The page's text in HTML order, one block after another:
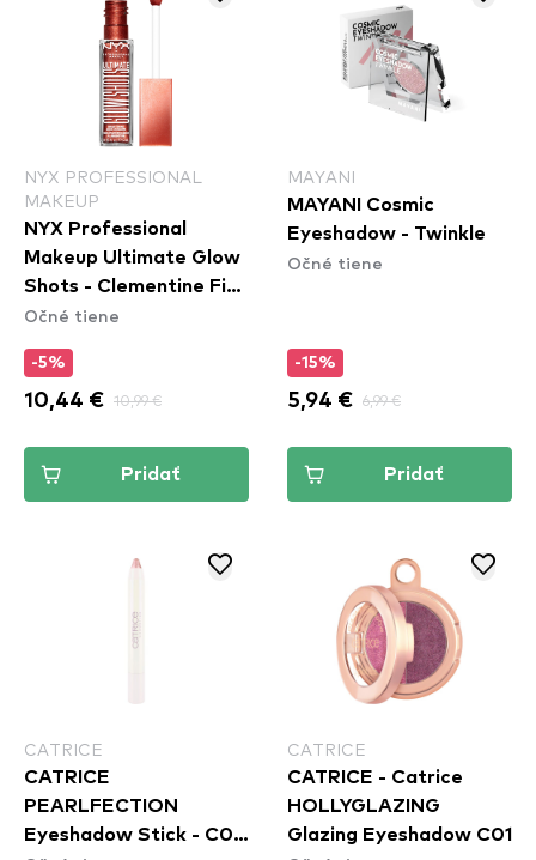
NYX PROFESSIONAL
MAKEUP
NYX Professional
Makeup Ultimate Glow
Shots - Clementine Fine
(UGS011)
Očné tiene
-5%
10,44 € 10,99 €
Pridať
MAYANI
MAYANI Cosmic
Eyeshadow - Twinkle
Očné tiene
-15%
5,94 € 6,99 €
Pridať
CATRICE
CATRICE
PEARLFECTION
Eyeshadow Stick - C02
CATRICE
CATRICE - Catrice
HOLLYGLAZING
Glazing Eyeshadow C01